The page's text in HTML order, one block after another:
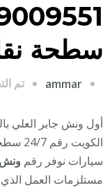
سطحة
ammar تم
أول ونش جابر العلي
سيارات نوفر رقم ونش
مستلزمات العمل